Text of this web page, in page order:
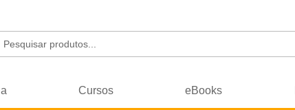
Cursos eBooks